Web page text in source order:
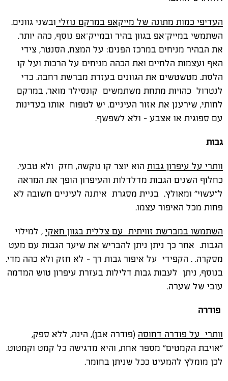
העדיפי כמות מתונה של מייקאפ במרקם נוזלי ובשני גוונים.
השתמשי במייק־אפ בגוון בהיר ובמייק־אפ נוסף, כהה יותר.
את הבהיר מניחים במרכז הפנים: על המצח, הסנטר, צידי
האף ועצמות הלחיים ואת הכהה מניחים על הרכות ועל קו
הלסת. מטשטשים את הגוונים בעזרת מברשת רחבה. כדי
לנטרול כהויות מתחת משתמשים קונסילר מואר, במרקם
לחותי, שירענן את אזור העיניים. יש לטפוח אותו בעדינות
עם ספוגית או אצבע – ולא לשפשף.
גבות
וותרי על עיפרון גבות הוא יוצר קו נוקשה, חזק ולא טבעי.
כחלוף השנים הגבות מדלדלות והעיפרון הופך את המראה
ל"עשוי" ומאולץ. בניית מסגרת איתנה לעיניים חשובה לא
פחות מכל האיפור עצמו.
השתמשו במברשת זוויתית עם צללית בגוון חאקי , למילוי
הגבות. אחר כך ניתן ניתן להבריש את שיער הגבות עם מעט
מסקרה. . הקפידי על איפור גבות רך - לא חזק ולא כהה מדי.
בנוסף, ניתן לעבות גבות דלילות בעזרת עיפרון טוש המדמה
עובי של שערה.
פודרה
וותרי על פודרה דחוסה (פודרה אבן), הינה, ללא ספק,
"אויבת הקמטים" מספר אחת, והיא מדגישה כל קמט וקמטוט.
לכן מומלץ להמעיט ככל שניתן בחומר.